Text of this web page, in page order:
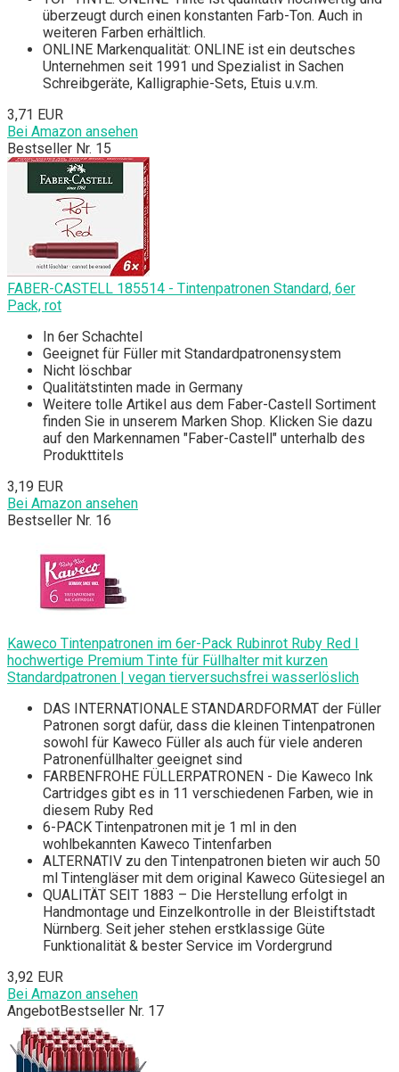
überzeugt durch einen konstanten Farb-Ton. Auch in
weiteren Farben erhältlich.
ONLINE Markenqualität: ONLINE ist ein deutsches
Unternehmen seit 1991 und Spezialist in Sachen
Schreibgeräte, Kalligraphie-Sets, Etuis u.v.m.
3,71 EUR
Bei Amazon ansehen
Bestseller Nr. 15
FABER-CASTELL 185514 - Tintenpatronen Standard, 6er
Pack, rot
In 6er Schachtel
Geeignet für Füller mit Standardpatronensystem
Nicht löschbar
Qualitätstinten made in Germany
Weitere tolle Artikel aus dem Faber-Castell Sortiment
finden Sie in unserem Marken Shop. Klicken Sie dazu
auf den Markennamen "Faber-Castell" unterhalb des
Produkttitels
3,19 EUR
Bei Amazon ansehen
Bestseller Nr. 16
Kaweco Tintenpatronen im 6er-Pack Rubinrot Ruby Red I
hochwertige Premium Tinte für Füllhalter mit kurzen
Standardpatronen | vegan tierversuchsfrei wasserlöslich
DAS INTERNATIONALE STANDARDFORMAT der Füller
Patronen sorgt dafür, dass die kleinen Tintenpatronen
sowohl für Kaweco Füller als auch für viele anderen
Patronenfüllhalter geeignet sind
FARBENFROHE FÜLLERPATRONEN - Die Kaweco Ink
Cartridges gibt es in 11 verschiedenen Farben, wie in
diesem Ruby Red
6-PACK Tintenpatronen mit je 1 ml in den
wohlbekannten Kaweco Tintenfarben
ALTERNATIV zu den Tintenpatronen bieten wir auch 50
ml Tintengläser mit dem original Kaweco Gütesiegel an
QUALITÄT SEIT 1883 – Die Herstellung erfolgt in
Handmontage und Einzelkontrolle in der Bleistiftstadt
Nürnberg. Seit jeher stehen erstklassige Güte
Funktionalität & bester Service im Vordergrund
3,92 EUR
Bei Amazon ansehen
AngebotBestseller Nr. 17